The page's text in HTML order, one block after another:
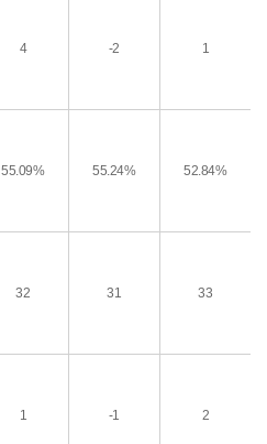
4 -2 1
55.09% 55.24% 52.84%
32 31 33
1 -1 2